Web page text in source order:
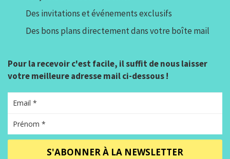
Des invitations et événements exclusifs
Des bons plans directement dans votre boîte mail
Pour la recevoir c'est facile, il suffit de nous laisser
votre meilleure adresse mail ci-dessous !
S'ABONNER À LA NEWSLETTER